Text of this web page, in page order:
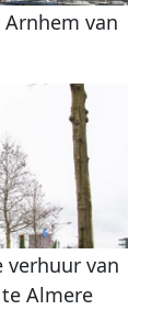
van
verhuur van
Almere